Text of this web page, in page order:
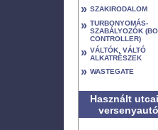
» SZAKIRODALOM
» TURBONYOMÁS-
SZABÁLYOZÓK
CONTROLLER)
» VÁLTÓK, VÁLTÓ
ALKATRÉSZEK
» WASTEGATE
Használt